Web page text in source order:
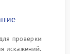
проверки
искажений.